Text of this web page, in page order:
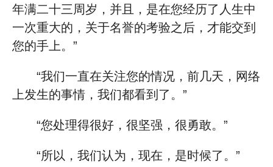
年满二十三周岁，并且，是在您经历了人生中
一次重大的，关于名誉的考验之后，才能交到
您的手上。”
“我们一直在关注您的情况，前几天，网络
上发生的事情，我们都看到了。”
“您处理得很好，很坚强，很勇敢。”
“所以，我们认为，现在，是时候了。”